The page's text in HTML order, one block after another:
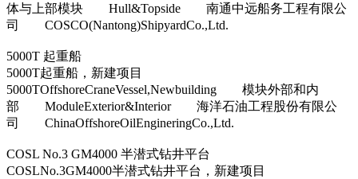
体与上部模块 Hull&Topside 南通中远船务工程有限公
司 COSCO(Nantong)ShipyardCo.,Ltd.
5000T 起重船
5000T起重船，新建项目
5000TOffshoreCraneVessel,Newbuilding 模块外部和内
部 ModuleExterior&Interior 海洋石油工程股份有限公
司 ChinaOffshoreOilEngineringCo.,Ltd.
COSL No.3 GM4000 半潜式钻井平台
COSLNo.3GM4000半潜式钻井平台，新建项目